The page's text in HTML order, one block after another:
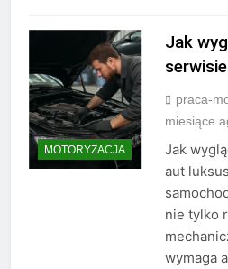
MOTORYZACJA
Jak
praca-
miesiące
Jak
aut
nie tylko
wymaga